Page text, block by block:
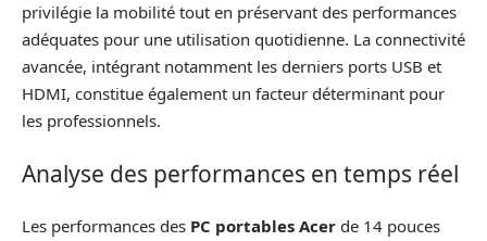
privilégie la mobilité tout en préservant des performances
adéquates pour une utilisation quotidienne. La connectivité
avancée, intégrant notamment les derniers ports USB et
HDMI, constitue également un facteur déterminant pour
les professionnels.
Analyse des performances en temps réel
Les performances des PC portables Acer de 14 pouces